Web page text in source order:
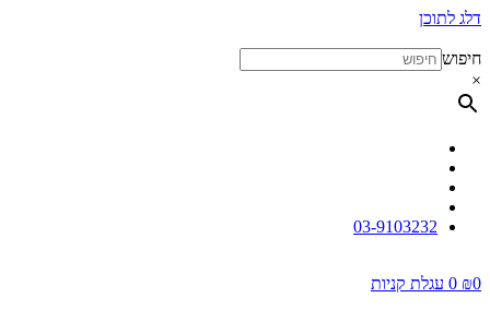
דלג לתוכן
חיפוש
×
03-9103232
₪0
0 עגלת קניות